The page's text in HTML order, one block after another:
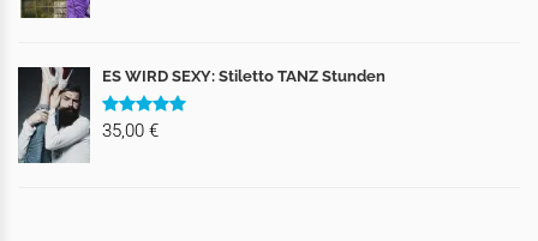
ES WIRD SEXY: Stiletto TANZ Stunden
35,00 €